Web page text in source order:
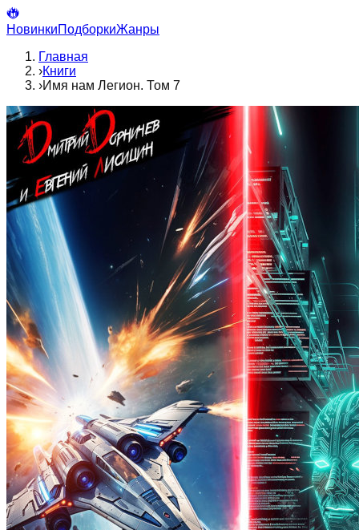
НовинкиПодборкиЖанры
Главная
›Книги
›Имя нам Легион. Том 7